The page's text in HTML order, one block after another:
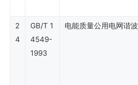
2
4
GB/T 1
4549-
1993
电能质量公用电网谐波